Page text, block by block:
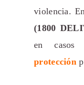
violencia.
(1800
en casos
protección